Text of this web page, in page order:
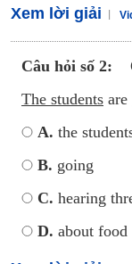
Xem lời giải
Câu hỏi số 2:
The students are
A. the
B. going
C. hearing
D. about food